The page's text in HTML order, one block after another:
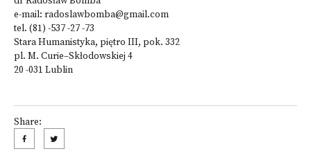
e-mail: radoslawbomba@gmail.com
tel. (81) -537 -27 -73
Stara Humanistyka, piętro III, pok. 332
pl. M. Curie–Skłodowskiej 4
20 -031 Lublin
Share: